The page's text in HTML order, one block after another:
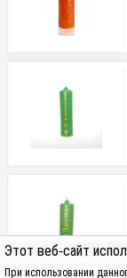
Этот веб-сайт
При использовании